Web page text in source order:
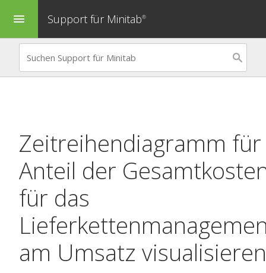
menu Support für Minitab®
Zeitreihendiagramm für
Anteil der
für das
am Umsatz visualisieren